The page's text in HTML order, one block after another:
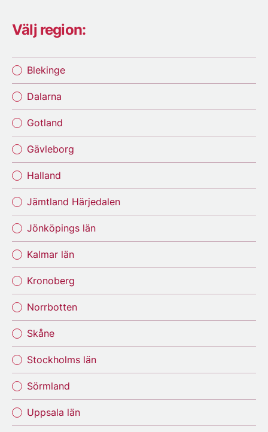
Välj region:
Blekinge
Dalarna
Gotland
Gävleborg
Halland
Jämtland Härjedalen
Jönköpings län
Kalmar län
Kronoberg
Norrbotten
Skåne
Stockholms län
Sörmland
Uppsala län